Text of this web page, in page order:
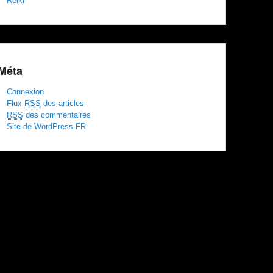
Connexion
Flux RSS des articles
RSS des commentaires
Site de WordPress-FR